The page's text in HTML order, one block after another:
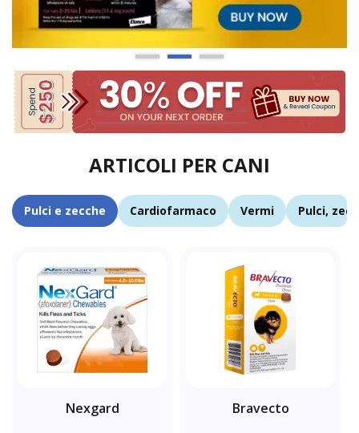
ARTICOLI PER CANI
Pulci e zecche Cardiofarmaco Vermi Pulci,
Nexgard Bravecto